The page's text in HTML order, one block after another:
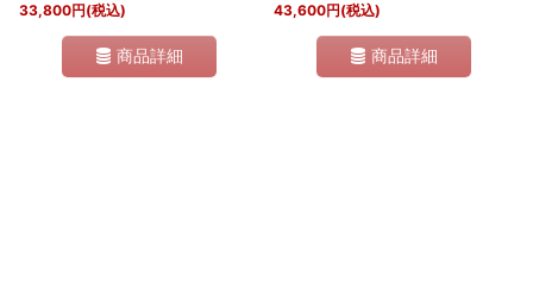
33,800円(税込)
商品詳細
43,600円(税込)
商品詳細